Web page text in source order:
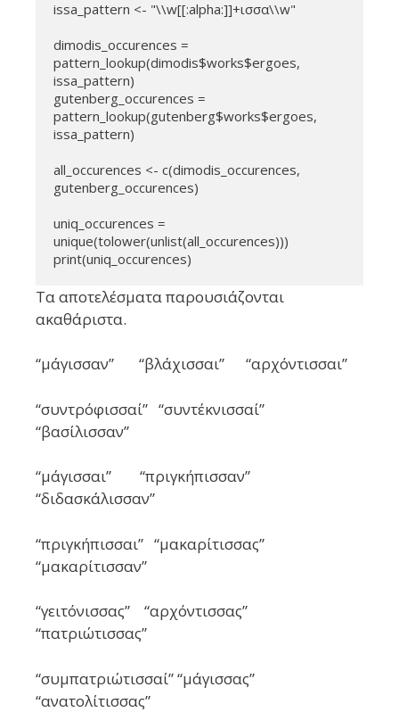
issa_pattern <- "\\w[[:alpha:]]+ισσα\\w"
dimodis_occurences =
pattern_lookup(dimodis$works$ergoes,
issa_pattern)
gutenberg_occurences =
pattern_lookup(gutenberg$works$ergoes,
issa_pattern)
all_occurences <- c(dimodis_occurences,
gutenberg_occurences)
uniq_occurences =
unique(tolower(unlist(all_occurences)))
Τα αποτελέσματα παρουσιάζονται
ακαθάριστα.
“μάγισσαν” “βλάχισσαι” “αρχόντισσαι”
“συντρόφισσαί” “συντέκνισσαί”
“βασίλισσαν”
“μάγισσαι” “πριγκήπισσαν”
“διδασκάλισσαν”
“πριγκήπισσαι” “μακαρίτισσας”
“μακαρίτισσαν”
“γειτόνισσας” “αρχόντισσας”
“πατριώτισσας”
“συμπατριώτισσαί” “μάγισσας”
“ανατολίτισσας”